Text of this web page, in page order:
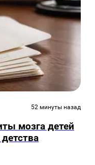
52 минуты назад
мозга детей